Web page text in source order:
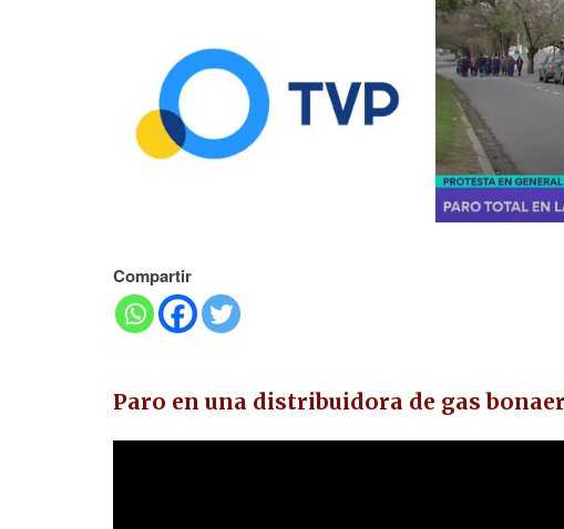
Compartir
Paro en una distribuidora de gas